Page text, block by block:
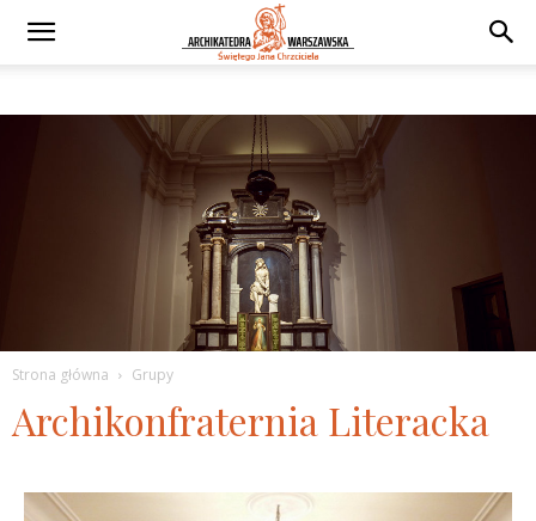
Strona główna Grupy
Archikonfraternia Literacka